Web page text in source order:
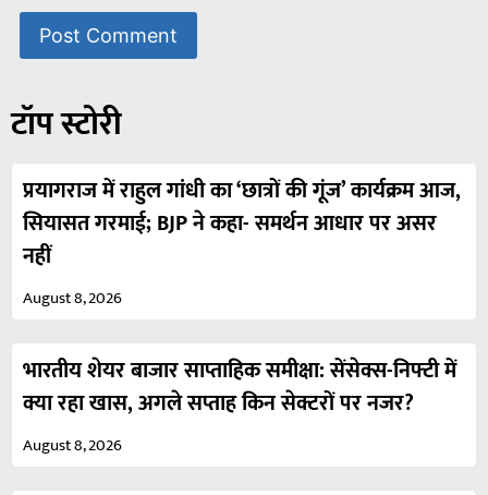
टॉप स्टोरी
प्रयागराज में राहुल गांधी का ‘छात्रों की गूंज’ कार्यक्रम आज,
सियासत गरमाई; BJP ने कहा- समर्थन आधार पर असर
नहीं
August 8, 2026
भारतीय शेयर बाजार साप्ताहिक समीक्षा: सेंसेक्स-निफ्टी में
क्या रहा खास, अगले सप्ताह किन सेक्टरों पर नजर?
August 8, 2026